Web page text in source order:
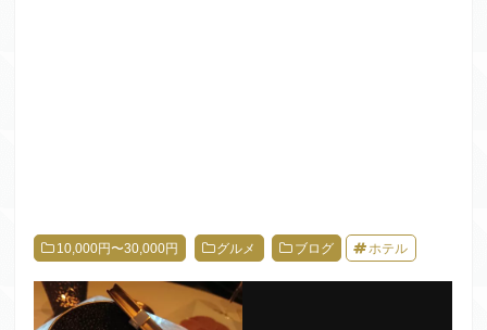
10,000円〜30,000円 グルメ ブログ ホテル